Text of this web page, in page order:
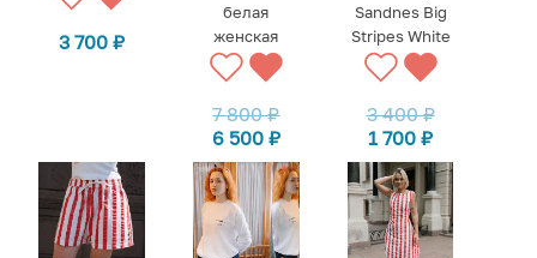
3 700₽
белая
женская
7 800₽
6 500 ₽
Sandnes Big
Stripes White
3 400₽
1 700₽